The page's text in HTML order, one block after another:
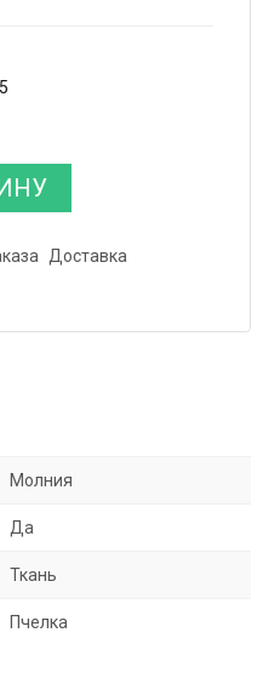
Доставка
Молния
Да
Ткань
Пчелка